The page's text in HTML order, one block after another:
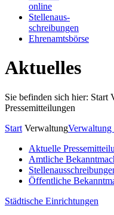
online
Stellenaus-
schreibungen
Ehrenamtsbörse
Aktuelles
Sie befinden sich hier: Start
Pressemitteilungen
Start VerwaltungVerwaltung
Aktuelle
Amtliche
Öffentliche
Städtische Einrichtungen